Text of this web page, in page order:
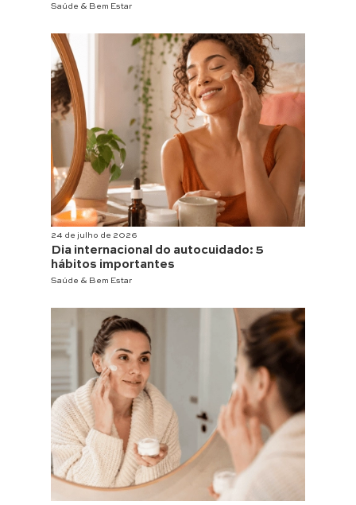
Saúde & Bem Estar
24 de julho de 2026
Dia internacional do autocuidado: 5
hábitos importantes
Saúde & Bem Estar